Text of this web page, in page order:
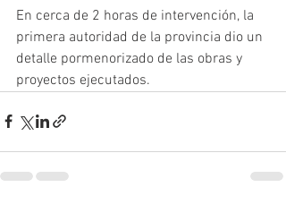
En cerca de 2 horas de intervención, la
primera autoridad de la provincia dio un
detalle pormenorizado de las obras y
proyectos ejecutados.